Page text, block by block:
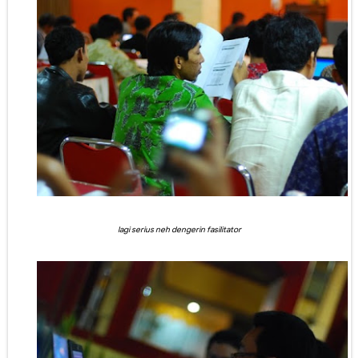
lagi serius neh dengerin fasilitator